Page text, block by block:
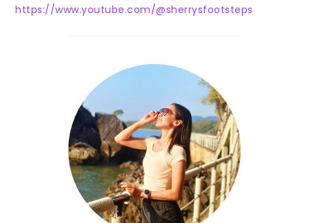
https://www.youtube.com/@sherrysfootsteps